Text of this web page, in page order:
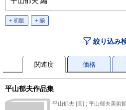
+ 初版 + 揃
絞り込み
関連度 価格
平山郁夫作品集
平山郁夫 [画] ; 平山郁夫美術